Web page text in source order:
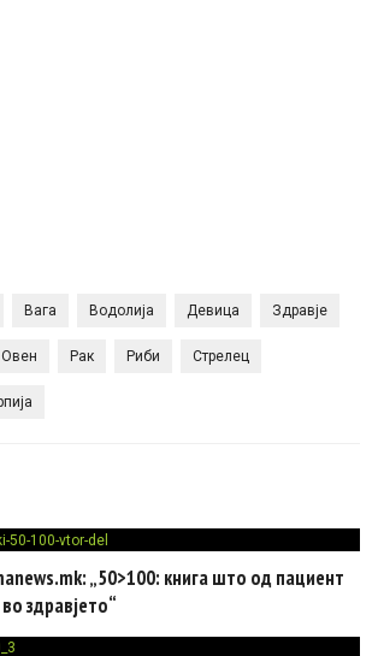
Вага Водолија Девица Здравје
Овен Рак Риби Стрелец
„50>100: книга што од пациент
здравјето“